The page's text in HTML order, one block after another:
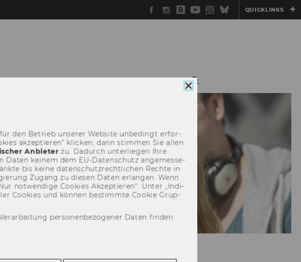
Facebook
Instagram
WU
Blog
YouTube
Newsletter
BlueskyQUICKLINKS
Cookie
Consent
schließen
den Be­trieb un­se­rer Web­site un­be­dingt er­for­
ak­zep­tie­ren“ kli­cken, dann stim­men Sie allen
An­bie­terzu. Da­durch un­ter­lie­gen Ihre
Daten kei­nem dem EU-​Datenschutz an­ge­mes­se­
bis keine da­ten­schutz­recht­li­chen Rech­te in
Zu­gang zu die­sen Daten er­lan­gen. Wenn
not­wen­di­ge Coo­kies Ak­zep­tie­ren“. Unter „In­di­
Coo­kies und kön­nen be­stimm­te Coo­kie Grup­
personenbezogener Daten finden